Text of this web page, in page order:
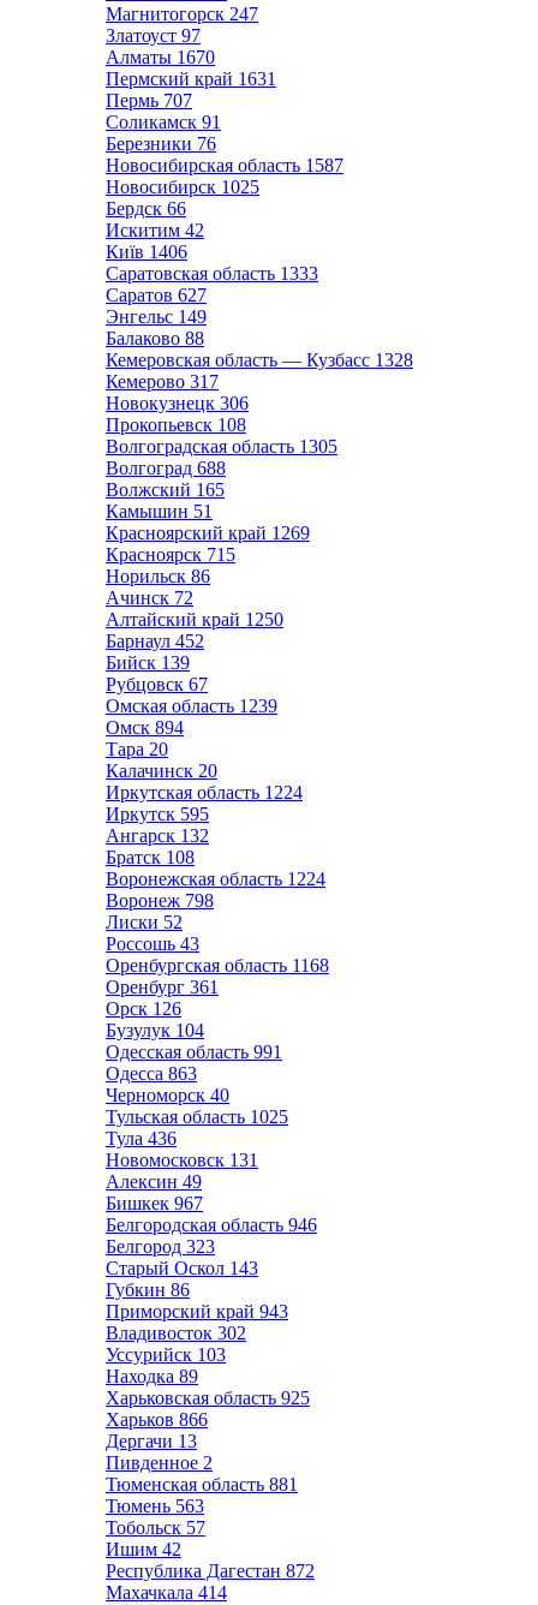
Магнитогорск 247
Златоуст 97
Алматы 1670
Пермский край 1631
Пермь 707
Соликамск 91
Березники 76
Новосибирская область 1587
Новосибирск 1025
Бердск 66
Искитим 42
Київ 1406
Саратовская область 1333
Саратов 627
Энгельс 149
Балаково 88
Кемеровская область — Кузбасс 1328
Кемерово 317
Новокузнецк 306
Прокопьевск 108
Волгоградская область 1305
Волгоград 688
Волжский 165
Камышин 51
Красноярский край 1269
Красноярск 715
Норильск 86
Ачинск 72
Алтайский край 1250
Барнаул 452
Бийск 139
Рубцовск 67
Омская область 1239
Омск 894
Тара 20
Калачинск 20
Иркутская область 1224
Иркутск 595
Ангарск 132
Братск 108
Воронежская область 1224
Воронеж 798
Лиски 52
Россошь 43
Оренбургская область 1168
Оренбург 361
Орск 126
Бузулук 104
Одесская область 991
Одесса 863
Черноморск 40
Тульская область 1025
Тула 436
Новомосковск 131
Алексин 49
Бишкек 967
Белгородская область 946
Белгород 323
Старый Оскол 143
Губкин 86
Приморский край 943
Владивосток 302
Уссурийск 103
Находка 89
Харьковская область 925
Харьков 866
Дергачи 13
Пивденное 2
Тюменская область 881
Тюмень 563
Тобольск 57
Ишим 42
Республика Дагестан 872
Махачкала 414